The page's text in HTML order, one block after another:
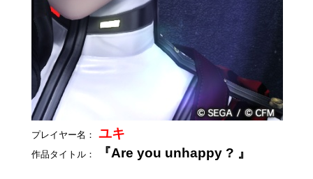
プレイヤー名： ユキ
作品タイトル： 『Are you unhappy ? 』